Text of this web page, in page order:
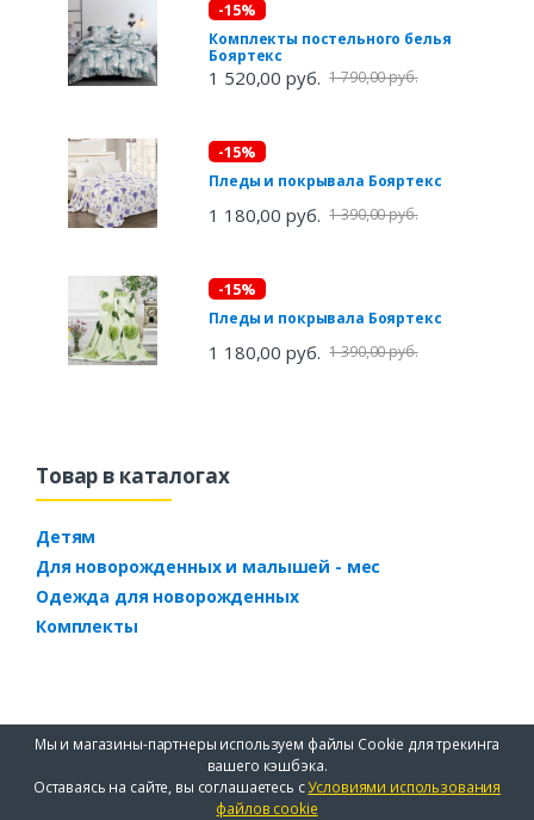
-15%
Комплекты постельного белья
Бояртекс
1 520,00 руб. 1 790,00 руб.
-15%
Пледы и покрывала Бояртекс
1 180,00 руб. 1 390,00 руб.
-15%
Пледы и покрывала Бояртекс
1 180,00 руб. 1 390,00 руб.
Товар в каталогах
Детям
Для новорожденных и малышей - мес
Одежда для новорожденных
Комплекты
Мы и магазины-партнеры используем файлы Cookie для трекинга
вашего кэшбэка.
Оставаясь на сайте, вы соглашаетесь сУсловиями использования
файлов cookie